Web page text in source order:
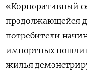
«Корпоративный
продолжающейся
потребители
импортных
жилья